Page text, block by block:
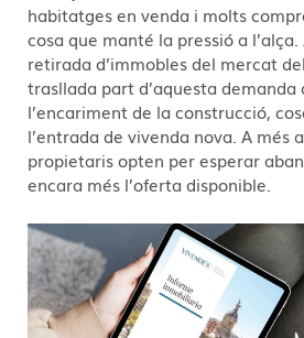
habitatges en venda i molts
cosa que manté la pressió a l’alça.
retirada d’immobles del mercat
trasllada part d’aquesta demanda
l’encariment de la construcció,
l’entrada de vivenda nova. A més
propietaris opten per esperar
encara més l’oferta disponible.